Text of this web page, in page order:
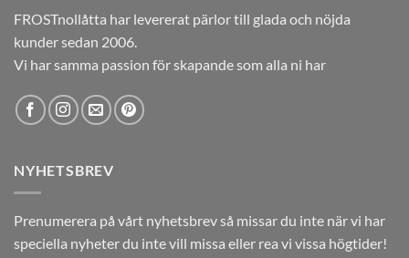
FROSTnollåtta har levererat pärlor till glada och nöjda
kunder sedan 2006.
Vi har samma passion för skapande som alla ni har
NYHETSBREV
Prenumerera på vårt nyhetsbrev så missar du inte när vi har
speciella nyheter du inte vill missa eller rea vi vissa högtider!